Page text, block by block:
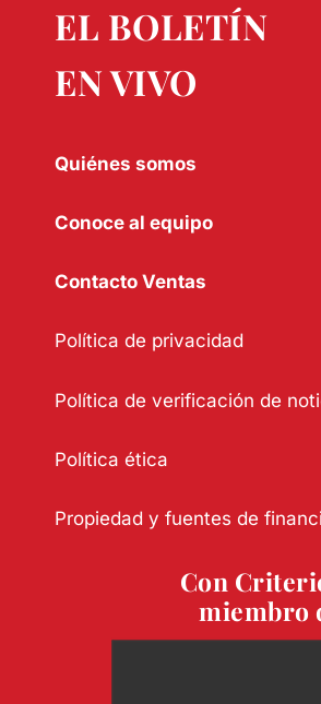
EL BOLETÍN
EN VIVO
Quiénes somos
Conoce al equipo
Contacto Ventas
Política de privacidad
Política de verificación de
Política ética
Propiedad y fuentes de
Con
miembro